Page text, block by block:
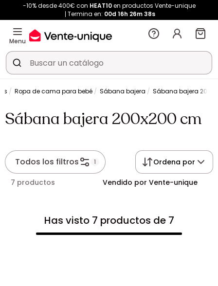
-10% desde 400€ con HEAT10en productos Vente-unique
Termina en: 00d 16h 26m 37s
Menu
Ropa de cama para bebé Sábana bajera Sábana bajera
Sábana bajera 200x200 cm
Todos los filtros 1 Ordena por
7 productos Vendido por Vente-unique
Has visto 7 productos de 7